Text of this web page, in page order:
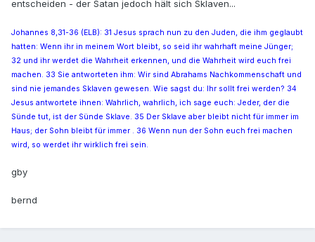
entscheiden - der Satan jedoch hält sich Sklaven...
Johannes 8,31-36 (ELB): 31 Jesus sprach nun zu den Juden, die ihm geglaubt
hatten: Wenn ihr in meinem Wort bleibt, so seid ihr wahrhaft meine Jünger;
32 und ihr werdet die Wahrheit erkennen, und die Wahrheit wird euch frei
machen. 33 Sie antworteten ihm: Wir sind Abrahams Nachkommenschaft und
sind nie jemandes Sklaven gewesen. Wie sagst du: Ihr sollt frei werden? 34
Jesus antwortete ihnen: Wahrlich, wahrlich, ich sage euch: Jeder, der die
Sünde tut, ist der Sünde Sklave. 35 Der Sklave aber bleibt nicht für immer im
Haus; der Sohn bleibt für immer . 36 Wenn nun der Sohn euch frei machen
wird, so werdet ihr wirklich frei sein.
gby
bernd